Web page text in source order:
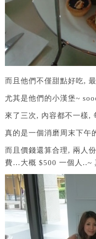
而且他們不僅甜點好吃,
尤其是他們的小漢堡~
來了三次, 內容都不一樣,
真的是一個消磨周末下午
而且價錢還算合理, 兩人
費…大概 $500 一個人..~